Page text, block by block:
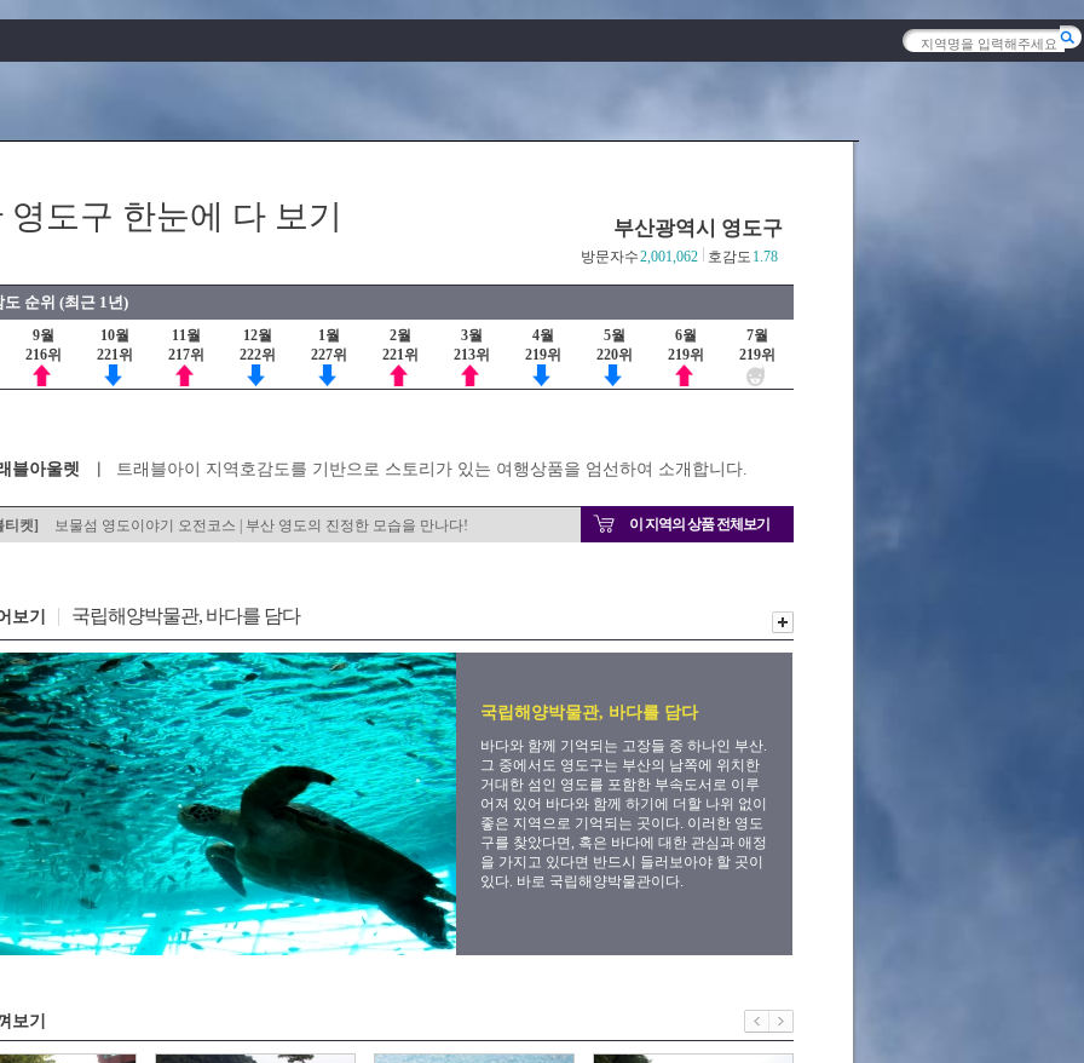
영도구 한눈에 다 보기 부산광역시 영도구
호감도 1.78
방문자수2,001,062
순위 (최근 1년)
9월
216위
10월
221위
11월
217위
12월
222위
1월
227위
2월
221위
3월
213위
4월
219위
5월
220위
6월
219위
7월
219위
블아울렛 트래블아이 지역호감도를 기반으로 스토리가 있는 여행상품을 엄선하여 소개합니다.
티켓] 보물섬 영도이야기 오전코스 | 부산 영도의 진정한 모습을 만나다! 이 지역의 상품 전체보기
보기 국립해양박물관, 바다를 담다
국립해양박물관, 바다를 담다
바다와 함께 기억되는 고장들 중 하나인 부산.
그 중에서도 영도구는 부산의 남쪽에 위치한
거대한 섬인 영도를 포함한 부속도서로 이루
어져 있어 바다와 함께 하기에 더할 나위 없이
좋은 지역으로 기억되는 곳이다. 이러한 영도
구를 찾았다면, 혹은 바다에 대한 관심과 애정
을 가지고 있다면 반드시 들러보아야 할 곳이
있다. 바로 국립해양박물관이다.
보기